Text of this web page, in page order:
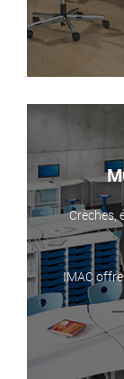
Crèches,
IMAC